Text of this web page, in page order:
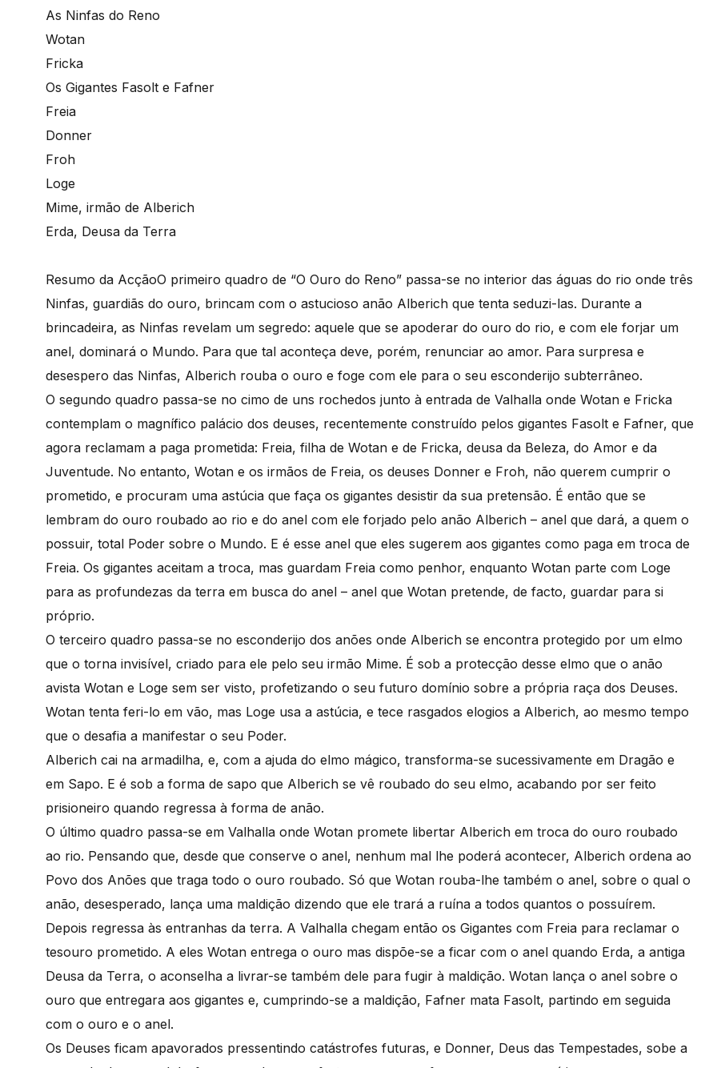
As Ninfas do Reno
Wotan
Fricka
Os Gigantes Fasolt e Fafner
Freia
Donner
Froh
Loge
Mime, irmão de Alberich
Erda, Deusa da Terra
Resumo da AcçãoO primeiro quadro de “O Ouro do Reno” passa-se no interior das águas do rio onde três
Ninfas, guardiãs do ouro, brincam com o astucioso anão Alberich que tenta seduzi-las. Durante a
brincadeira, as Ninfas revelam um segredo: aquele que se apoderar do ouro do rio, e com ele forjar um
anel, dominará o Mundo. Para que tal aconteça deve, porém, renunciar ao amor. Para surpresa e
desespero das Ninfas, Alberich rouba o ouro e foge com ele para o seu esconderijo subterrâneo.
O segundo quadro passa-se no cimo de uns rochedos junto à entrada de Valhalla onde Wotan e Fricka
contemplam o magnífico palácio dos deuses, recentemente construído pelos gigantes Fasolt e Fafner, que
agora reclamam a paga prometida: Freia, filha de Wotan e de Fricka, deusa da Beleza, do Amor e da
Juventude. No entanto, Wotan e os irmãos de Freia, os deuses Donner e Froh, não querem cumprir o
prometido, e procuram uma astúcia que faça os gigantes desistir da sua pretensão. É então que se
lembram do ouro roubado ao rio e do anel com ele forjado pelo anão Alberich – anel que dará, a quem o
possuir, total Poder sobre o Mundo. E é esse anel que eles sugerem aos gigantes como paga em troca de
Freia. Os gigantes aceitam a troca, mas guardam Freia como penhor, enquanto Wotan parte com Loge
para as profundezas da terra em busca do anel – anel que Wotan pretende, de facto, guardar para si
próprio.
O terceiro quadro passa-se no esconderijo dos anões onde Alberich se encontra protegido por um elmo
que o torna invisível, criado para ele pelo seu irmão Mime. É sob a protecção desse elmo que o anão
avista Wotan e Loge sem ser visto, profetizando o seu futuro domínio sobre a própria raça dos Deuses.
Wotan tenta feri-lo em vão, mas Loge usa a astúcia, e tece rasgados elogios a Alberich, ao mesmo tempo
que o desafia a manifestar o seu Poder.
Alberich cai na armadilha, e, com a ajuda do elmo mágico, transforma-se sucessivamente em Dragão e
em Sapo. E é sob a forma de sapo que Alberich se vê roubado do seu elmo, acabando por ser feito
prisioneiro quando regressa à forma de anão.
O último quadro passa-se em Valhalla onde Wotan promete libertar Alberich em troca do ouro roubado
ao rio. Pensando que, desde que conserve o anel, nenhum mal lhe poderá acontecer, Alberich ordena ao
Povo dos Anões que traga todo o ouro roubado. Só que Wotan rouba-lhe também o anel, sobre o qual o
anão, desesperado, lança uma maldição dizendo que ele trará a ruína a todos quantos o possuírem.
Depois regressa às entranhas da terra. A Valhalla chegam então os Gigantes com Freia para reclamar o
tesouro prometido. A eles Wotan entrega o ouro mas dispõe-se a ficar com o anel quando Erda, a antiga
Deusa da Terra, o aconselha a livrar-se também dele para fugir à maldição. Wotan lança o anel sobre o
ouro que entregara aos gigantes e, cumprindo-se a maldição, Fafner mata Fasolt, partindo em seguida
com o ouro e o anel.
Os Deuses ficam apavorados pressentindo catástrofes futuras, e Donner, Deus das Tempestades, sobe a